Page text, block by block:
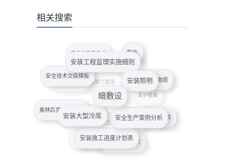
相关搜索
安全施工方案的审查要点
安全施工保障措施
安全管理案例
胺化
安全电缆
安装工程施工技术交底
安全环保施工方案
安装伸缩缝
奥林匹克公园公园
安全技术交底模板
安装施工进度计划表
安装大型冷库
暗敷设